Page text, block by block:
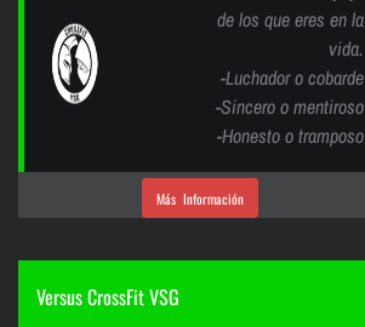
de los que eres en la
vida.
-Luchador o cobarde
-Sincero o mentiroso
-Honesto o tramposo
Más Información
Versus CrossFit VSG